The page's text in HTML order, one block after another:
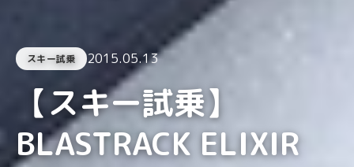
スキー試乗 2015.05.13
【スキー試乗】
BLASTRACK ELIXIR